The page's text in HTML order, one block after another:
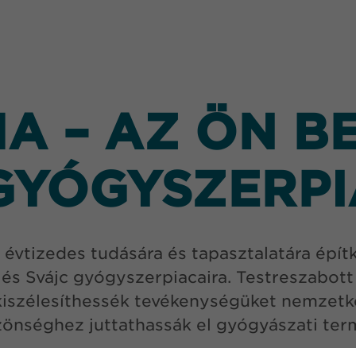
– AZ ÖN
tudására és tapasztalatára
Svájc gyógyszerpiacaira.
tevékenységüket
juttathassák el gyógyászati